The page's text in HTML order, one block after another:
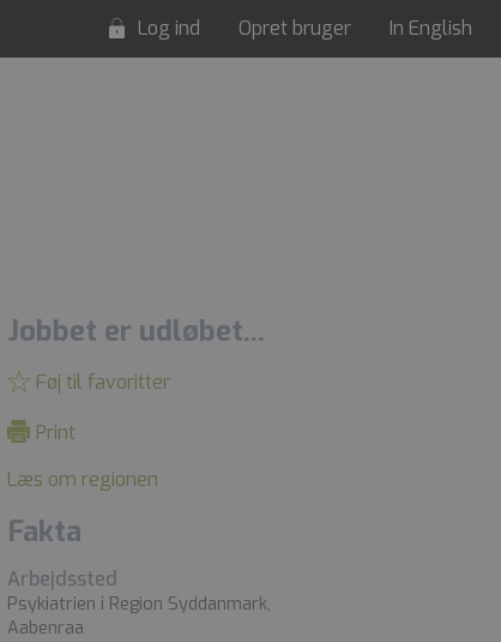
Log ind Opret bruger In English
Jobbet er udløbet...
Føj til favoritter
Print
Læs om regionen
Fakta
Arbejdssted
Psykiatrien i Region Syddanmark,
Aabenraa